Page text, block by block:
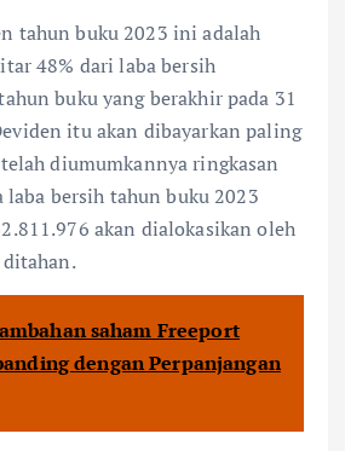
tahun buku 2023 ini adalah
48% dari laba bersih
buku yang berakhir pada 31
itu akan dibayarkan paling
diumumkannya ringkasan
laba bersih tahun buku 2023
akan dialokasikan oleh
ditahan.
saham Freeport
dengan Perpanjangan